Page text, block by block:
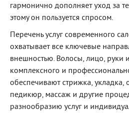
гармонично дополняет уход за
этому он пользуется спросом.
Перечень услуг современного
охватывает все ключевые
внешностью. Волосы, лицо, руки
комплексного и
обеспечивают стрижка,
педикюр, массаж и другие
разнообразию услуг и